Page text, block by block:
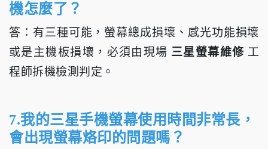
機怎麼了？
答：有三種可能，螢幕總成損壞、感光功能損壞
或是主機板損壞，必須由現場 三星螢幕維修 工
程師拆機檢測判定。
7.我的三星手機螢幕使用時間非常長，
會出現螢幕烙印的問題嗎？